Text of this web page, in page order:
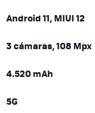
Android 11, MIUI 12
3 cámaras, 108 Mpx
4.520 mAh
5G